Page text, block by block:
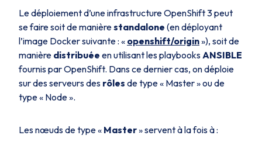
Le déploiement d’une infrastructure OpenShift 3 peut
se faire soit de manièrestandalone (en déployant
l’image Docker suivante : « openshift/origin»), soit de
manière distribuée en utilisant les playbooksANSIBLE
fournis par OpenShift. Dans ce dernier cas, on déploie
sur des serveurs des rôles de type « Master » ou de
type « Node ».
Les nœuds de type « Master» servent à la fois à :